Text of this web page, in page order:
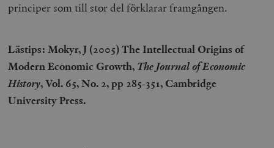
principer som till stor del förklarar framgången.
Lästips: Mokyr, J (2005) The Intellectual Origins of
Modern Economic Growth, The Journal of Economic
History, Vol. 65, No. 2, pp 285-351, Cambridge
University Press.
Marknadsföring Funktioner
och kontohantering. Webbplatsen kan inte användas
Namn
woocommerce_cart_hash